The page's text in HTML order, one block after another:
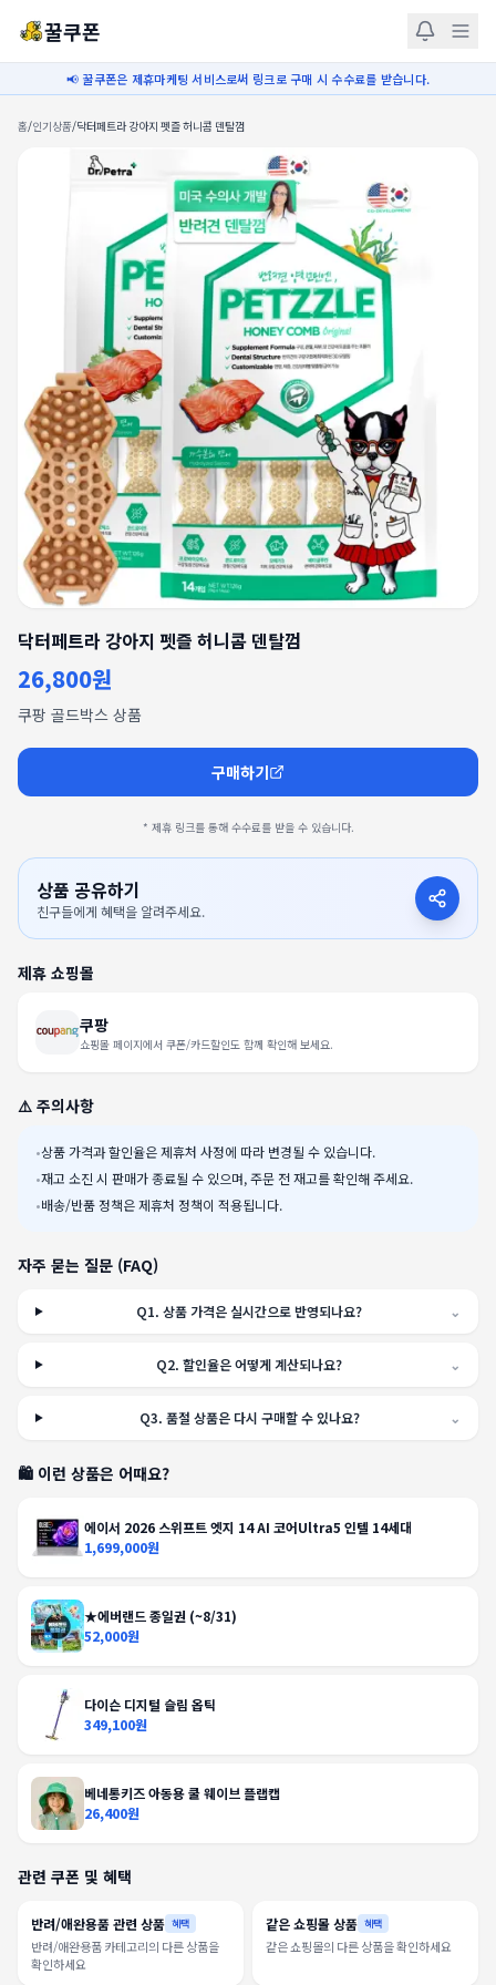
꿀쿠폰
📢 꿀쿠폰은 제휴마케팅 서비스로써 링크로 구매 시 수수료를 받습니다.
홈/인기상품/닥터페트라 강아지 펫즐 허니콤 덴탈껌
닥터페트라 강아지 펫즐 허니콤 덴탈껌
26,800원
쿠팡 골드박스 상품
구매하기
* 제휴 링크를 통해 수수료를 받을 수 있습니다.
상품 공유하기
친구들에게 혜택을 알려주세요.
제휴 쇼핑몰
쿠팡
쇼핑몰 페이지에서 쿠폰/카드할인도 함께 확인해 보세요.
⚠️ 주의사항
•상품 가격과 할인율은 제휴처 사정에 따라 변경될 수 있습니다.
•재고 소진 시 판매가 종료될 수 있으며, 주문 전 재고를 확인해 주세요.
•배송/반품 정책은 제휴처 정책이 적용됩니다.
자주 묻는 질문 (FAQ)
Q1.상품 가격은 실시간으로 반영되나요? ⌄
Q2.할인율은 어떻게 계산되나요? ⌄
Q3. 품절 상품은 다시 구매할 수 있나요? ⌄
🛍️ 이런 상품은 어때요?
에이서 2026 스위프트 엣지 14 AI 코어Ultra5 인텔 14세대
1,699,000원
★에버랜드 종일권 (~8/31)
52,000원
다이슨 디지털 슬림 옵틱
349,100원
베네통키즈 아동용 쿨 웨이브 플랩캡
26,400원
관련 쿠폰 및 혜택
반려/애완용품 관련 상품 혜택
반려/애완용품 카테고리의 다른 상품을
확인하세요
같은 쇼핑몰 상품 혜택
같은 쇼핑몰의 다른 상품을 확인하세요